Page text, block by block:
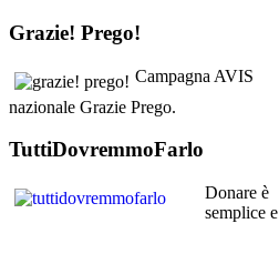
Grazie! Prego!
Campagna AVIS
nazionale Grazie Prego.
TuttiDovremmoFarlo
Donare è
semplice e